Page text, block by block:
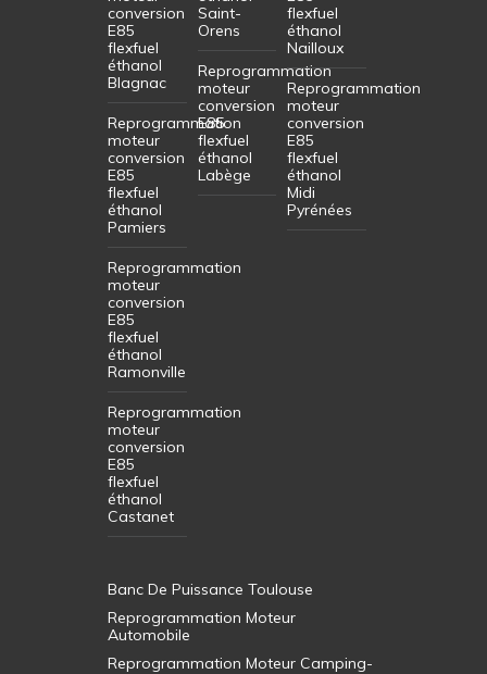
conversion
E85
flexfuel
éthanol
Blagnac
Reprogrammation
moteur
conversion
E85
flexfuel
éthanol
Pamiers
Reprogrammation
moteur
conversion
E85
flexfuel
éthanol
Ramonville
Reprogrammation
moteur
conversion
E85
flexfuel
éthanol
Castanet
Saint-
Orens
Reprogrammation
moteur
conversion
E85
flexfuel
éthanol
Labège
flexfuel
éthanol
Nailloux
Reprogrammation
moteur
conversion
E85
flexfuel
éthanol
Midi
Pyrénées
Banc De Puissance Toulouse
Reprogrammation Moteur
Automobile
Reprogrammation Moteur Camping-